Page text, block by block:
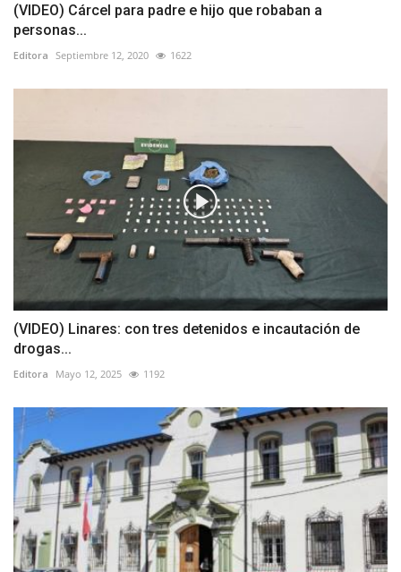
(VIDEO) Cárcel para padre e hijo que robaban a
personas...
Editora Septiembre 12, 2020 1622
(VIDEO) Linares: con tres detenidos e incautación de
drogas...
Editora Mayo 12, 2025 1192